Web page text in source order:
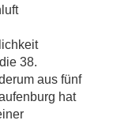
38.
aus fünf
hat